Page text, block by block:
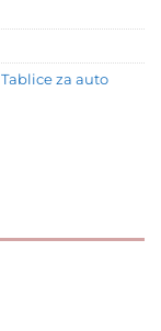
Tablice za auto